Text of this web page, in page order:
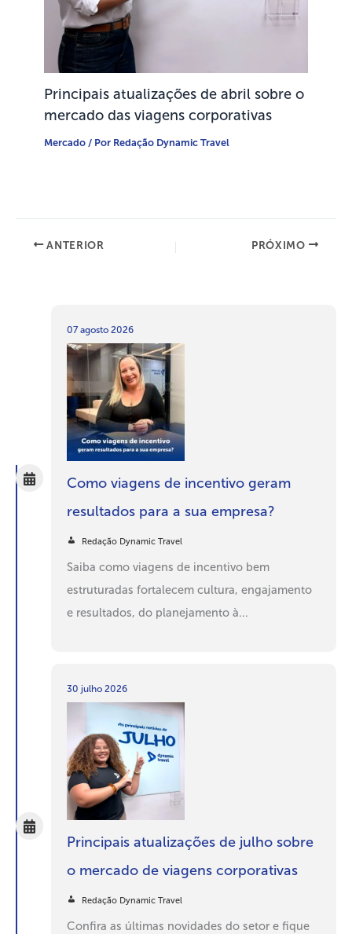
Principais atualizações de abril sobre o
mercado das viagens corporativas
Mercado / Por Redação Dynamic Travel
ANTERIOR PRÓXIMO
07 agosto 2026
Como viagens de incentivo geram
resultados para a sua empresa?
Redação Dynamic Travel
Saiba como viagens de incentivo bem
estruturadas fortalecem cultura, engajamento
e resultados, do planejamento à...
30 julho 2026
Principais atualizações de julho sobre
o mercado de viagens corporativas
Redação Dynamic Travel
Confira as últimas novidades do setor e fique